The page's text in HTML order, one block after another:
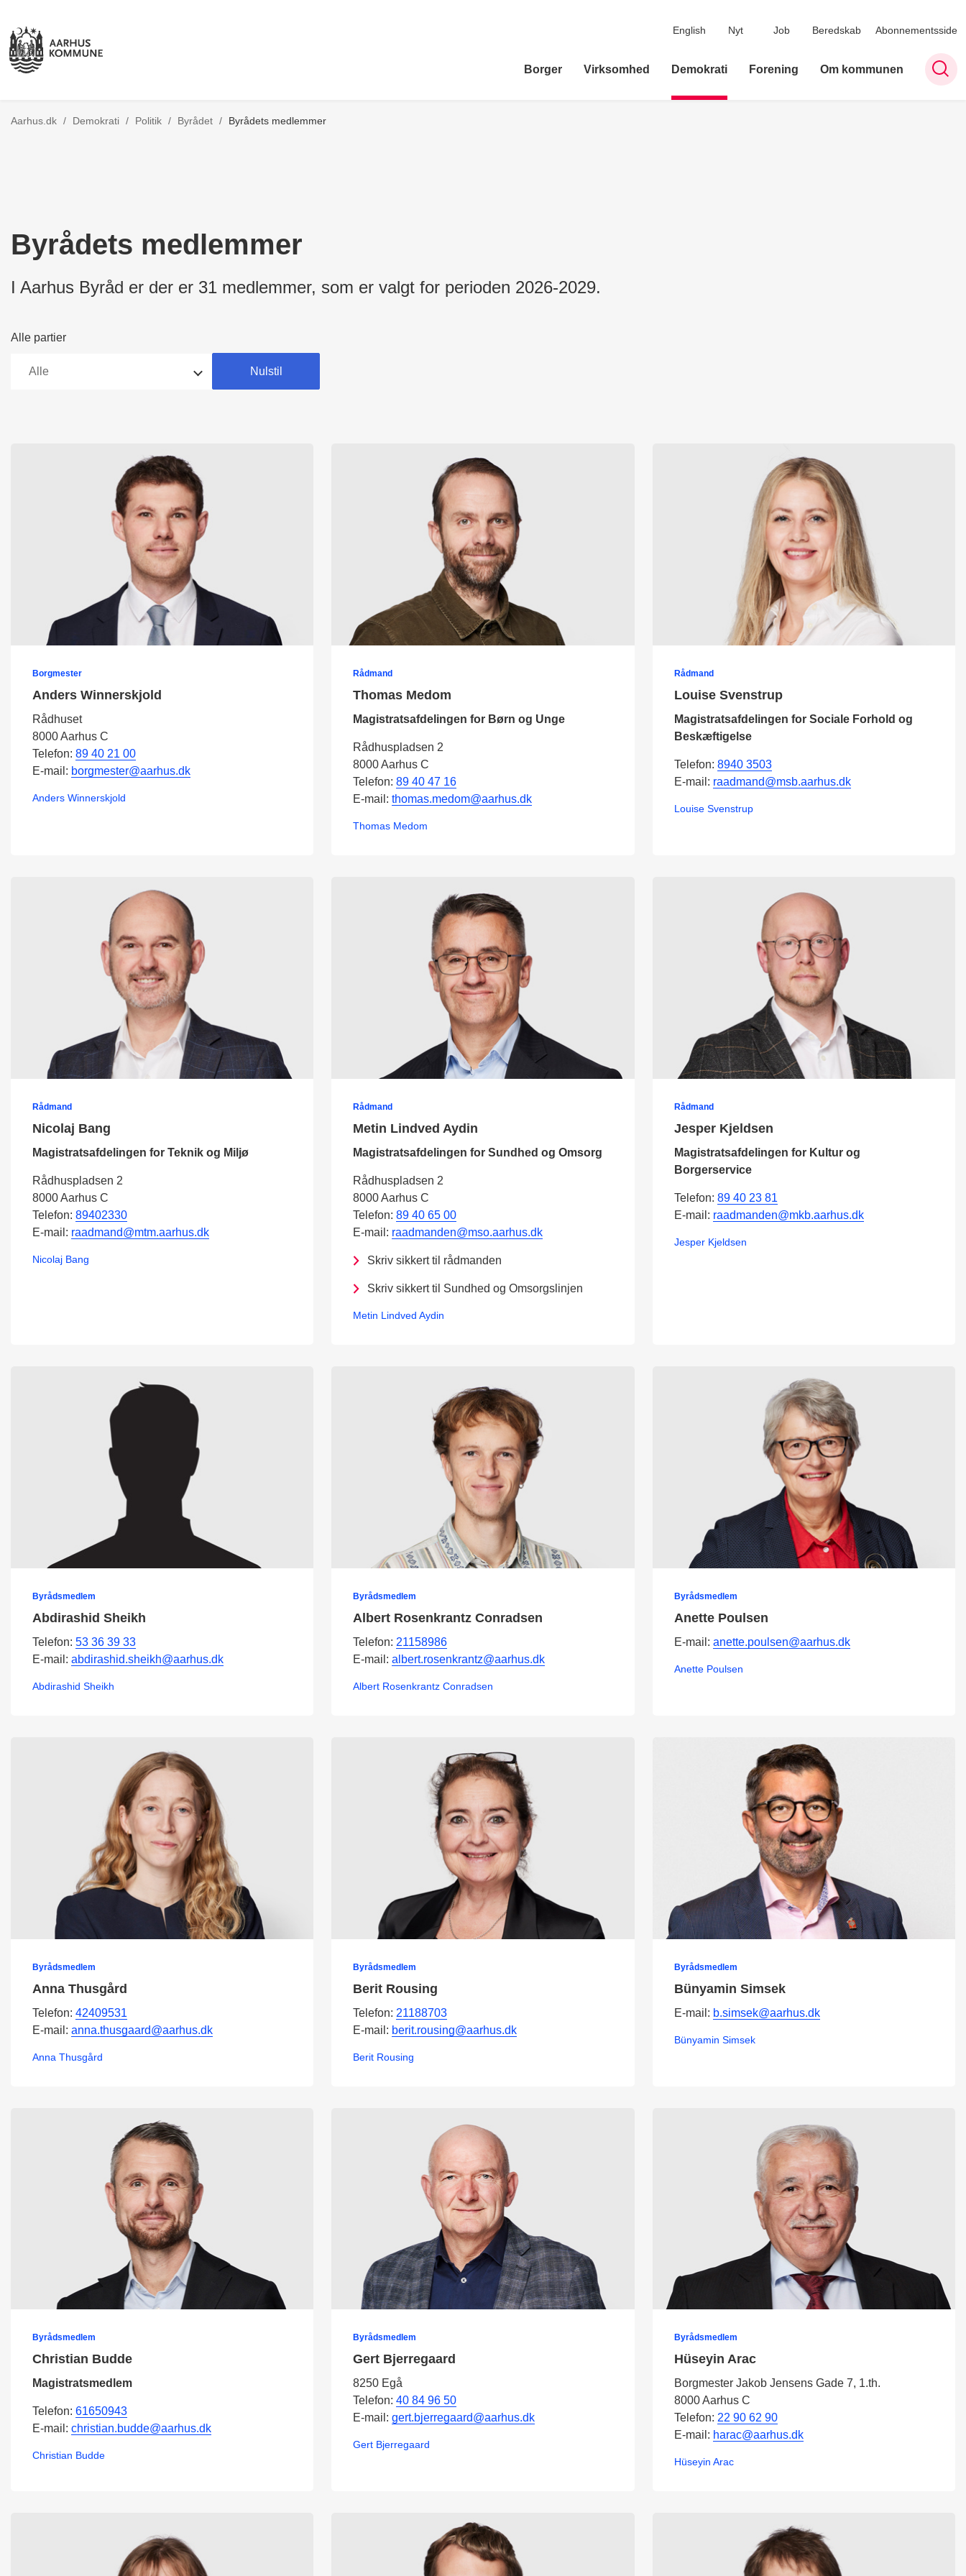
English Nyt Job Beredskab Abonnementsside
Borger Virksomhed Demokrati Forening Om kommunen
Aarhus.dk / Demokrati / Politik / Tilbage til
Byrådet / Byrådets medlemmer
Byrådets medlemmer
I Aarhus Byråd er der er 31 medlemmer, som er valgt for perioden 2026-2029.
Alle partier
Nulstil
Borgmester
Anders Winnerskjold
Rådhuset
8000 Aarhus C
Telefon: 89 40 21 00
E-mail: borgmester@aarhus.dk
Anders Winnerskjold
Rådmand
Thomas Medom
Magistratsafdelingen for Børn og Unge
Rådhuspladsen 2
8000 Aarhus C
Telefon:89 40 47 16
E-mail:thomas.medom@aarhus.dk
Thomas Medom
Rådmand
Louise Svenstrup
Magistratsafdelingen for Sociale Forhold og
Beskæftigelse
Telefon: 8940 3503
E-mail: raadmand@msb.aarhus.dk
Louise Svenstrup
Rådmand
Nicolaj Bang
Magistratsafdelingen for Teknik og Miljø
Rådhuspladsen 2
8000 Aarhus C
Telefon: 89402330
E-mail: raadmand@mtm.aarhus.dk
Nicolaj Bang
Rådmand
Metin Lindved Aydin
Magistratsafdelingen for Sundhed og Omsorg
Rådhuspladsen 2
8000 Aarhus C
Telefon:89 40 65 00
E-mail: raadmanden@mso.aarhus.dk
Skriv sikkert til rådmanden
Skriv sikkert til Sundhed og Omsorgslinjen
Metin Lindved Aydin
Rådmand
Jesper Kjeldsen
Magistratsafdelingen for Kultur og
Borgerservice
Telefon: 89 40 23 81
E-mail: raadmanden@mkb.aarhus.dk
Jesper Kjeldsen
Byrådsmedlem
Abdirashid Sheikh
Telefon: 53 36 39 33
E-mail: abdirashid.sheikh@aarhus.dk
Abdirashid Sheikh
Byrådsmedlem
Albert Rosenkrantz Conradsen
Telefon: 21158986
E-mail:albert.rosenkrantz@aarhus.dk
Albert Rosenkrantz Conradsen
Byrådsmedlem
Anette Poulsen
E-mail: anette.poulsen@aarhus.dk
Anette Poulsen
Byrådsmedlem
Anna Thusgård
Telefon: 42409531
E-mail: anna.thusgaard@aarhus.dk
Anna Thusgård
Byrådsmedlem
Berit Rousing
Telefon: 21188703
E-mail: berit.rousing@aarhus.dk
Berit Rousing
Byrådsmedlem
Bünyamin Simsek
E-mail: b.simsek@aarhus.dk
Bünyamin Simsek
Byrådsmedlem
Christian Budde
Magistratsmedlem
Telefon: 61650943
E-mail: christian.budde@aarhus.dk
Christian Budde
Byrådsmedlem
Gert Bjerregaard
8250 Egå
Telefon:40 84 96 50
E-mail:gert.bjerregaard@aarhus.dk
Gert Bjerregaard
Byrådsmedlem
Hüseyin Arac
Borgmester Jakob Jensens Gade 7, 1.th.
8000 Aarhus C
Telefon: 22 90 62 90
E-mail: harac@aarhus.dk
Hüseyin Arac